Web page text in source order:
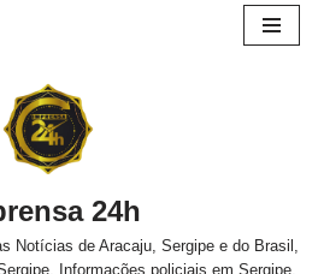
24h
Notícias de Aracaju, Sergipe e do Brasil,